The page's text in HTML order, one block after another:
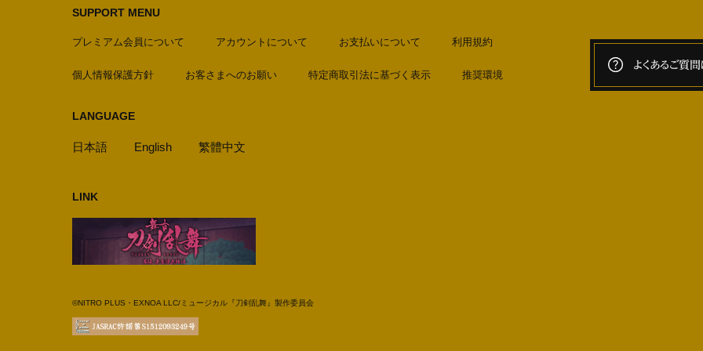
SUPPORT MENU
プレミアム会員について アカウントについて お支払いについて 利用規約
個人情報保護方針 お客さまへのお願い 特定商取引法に基づく表示 推奨環境
LANGUAGE
日本語 English 繁體中文
LINK
©NITRO PLUS・EXNOA LLC/ミュージカル『刀剣乱舞』製作委員会
よくあるご質問